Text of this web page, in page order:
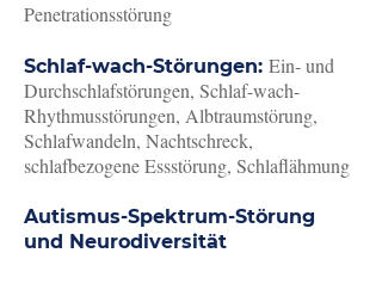
Penetrationsstörung
Schlaf-wach-Störungen: Ein- und
Durchschlafstörungen, Schlaf-wach-
Rhythmusstörungen, Albtraumstörung,
Schlafwandeln, Nachtschreck,
schlafbezogene Essstörung, Schlaflähmung
Autismus-Spektrum-Störung
und Neurodiversität